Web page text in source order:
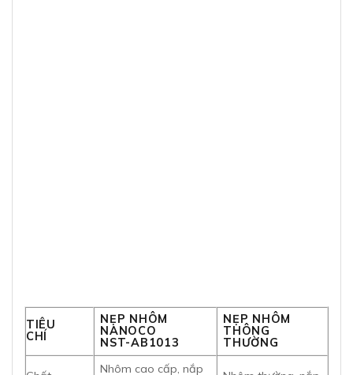
TIÊU
CHÍ
NẸP NHÔM
NANOCO
NST-AB1013
NẸP NHÔM
THÔNG
THƯỜNG
Nhôm cao cấp, nắp